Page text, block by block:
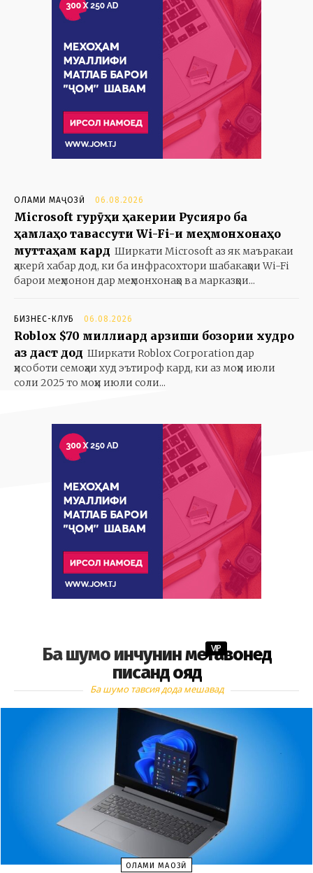
ОЛАМИ МАҶОЗӢ 06.08.2026
Microsoft гурӯҳи ҳакерии Русияро ба
ҳамлаҳо тавассути Wi-Fi-и меҳмонхонаҳо
муттаҳам кард Ширкати Microsoft аз як маъракаи
ҳакерӣ хабар дод, ки ба инфрасохтори шабакаҳои Wi-Fi
барои меҳмонон дар меҳмонхонаҳо ва марказҳои...
БИЗНЕС-КЛУБ 06.08.2026
Roblox $70 миллиард арзиши бозории худро
аз даст дод Ширкати Roblox Corporation дар
ҳисоботи семоҳаи худ эътироф кард, ки аз моҳи июли
соли 2025 то моҳи июли соли...
Ба шумо инчунин метавонед
писанд ояд
VIP
Ба шумо тавсия дода мешавад
ОЛАМИ МАҶОЗӢ